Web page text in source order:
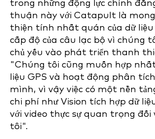
trong những động lực chính
thuận này với Catapult là
thiện tính nhất quán của dữ
cấp độ của câu lạc bộ vì chúng
chủ yếu vào phát triển thanh
"Chúng tôi cũng muốn hợp
liệu GPS và hoạt động phân
mình, vì vậy việc có một nền
chi phí như Vision tích hợp dữ
với video thực sự quan trọng đối
tôi".